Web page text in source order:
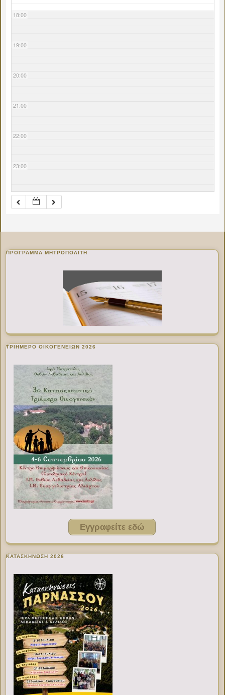
18:00
19:00
20:00
21:00
22:00
23:00
ΠΡΌΓΡΑΜΜΑ ΜΗΤΡΟΠΟΛΊΤΗ
ΤΡΙΗΜΕΡΟ ΟΙΚΟΓΕΝΕΙΩΝ 2026
Εγγραφείτε εδώ
ΚΑΤΑΣΚΗΝΩΣΗ 2026